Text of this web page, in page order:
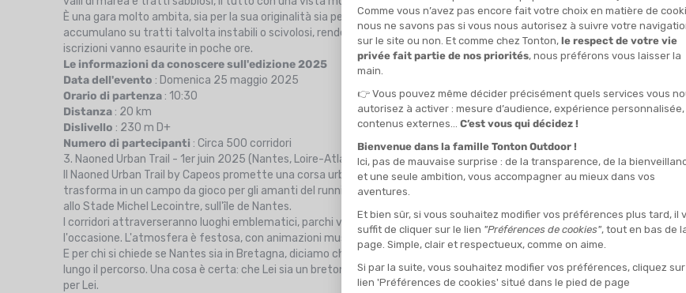
È una gara molto ambita, sia per la sua originalità sia per il percorso tecnico e suggestivo. I 230 m di dislivello positivo si
accumulano su tratti talvolta instabili o scivolosi, rendendo la prova una vera sfida per i trailer esperti. Attenzione: le
iscrizioni vanno esaurite in poche ore.
Le informazioni da conoscere sull'edizione 2025
Data dell'evento : Domenica 25 maggio 2025
Orario di partenza : 10:30
Distanza : 20 km
Dislivello : 230 m D+
Numero di partecipanti : Circa 500 corridori
3. Naoned Urban Trail - 1er juin 2025 (Nantes, Loire-Atlantique)
Il Naoned Urban Trail by Capeos promette una corsa urbana inedita nel cuore della città dei Duchi. Il 1° giugno 2025 Nantes si
trasforma in un campo da gioco per gli amanti del running, con tre percorsi da 8 km, 16 km e 24 km. Partenze e arrivi sono
allo Stade Michel Lecointre, sull'île de Nantes.
I corridori attraverseranno luoghi emblematici, parchi verdi e siti culturali affascinanti, con passaggi eccezionali aperti per
l'occasione. L'atmosfera è festosa, con animazioni musicali e un arrivo conviviale sull'île de Nantes.
E per chi si chiede se Nantes sia in Bretagna, diciamo che il dibattito è tanto animato quanto gli incitamenti del pubblico
lungo il percorso. Una cosa è certa: che Lei sia un bretone convinto o un nantese orgoglioso di esserlo, questa gara è fatta
per Lei.